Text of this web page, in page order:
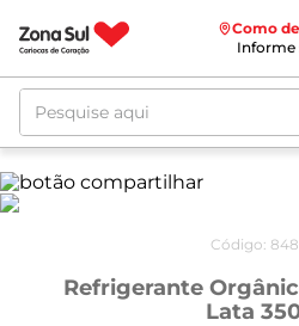
Como
Informe
Pesquise aqui
Código:
Refrigerante
Lata